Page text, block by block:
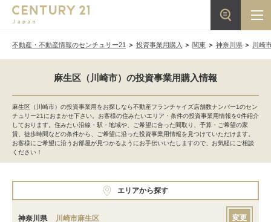
不動産・不動産情報のセンチュリー21 投資事業用購入 関東 神奈川県 川崎
麻生区（川崎市）の投資事業用購入情報
麻生区（川崎市）の投資事業用をお探しなら不動産フランチャイズ店舗数ナンバー1のセン
チュリー21におまかせ下さい。お客様の住みたいエリア・条件の投資事業用情報を0件紹介
しております。住みたい沿線・駅・地域や、ご希望に合った間取り、予算・ご希望の家
賃、徒歩時間などの条件から、ご希望に沿った投資事業用情報を見つけていただけます。
お客様にご希望に沿うお部屋が見つかるようにお手伝いいたしますので、お気軽にご相談
ください！
エリアから探す
神奈川県 川崎市麻生区 変更